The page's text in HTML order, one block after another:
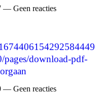
— Geen reacties
pages/download-pdf-
— Geen reacties